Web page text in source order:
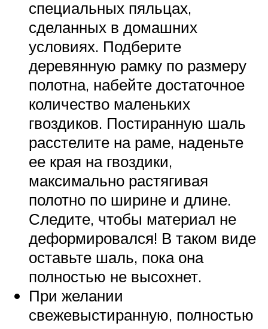
специальных пяльцах,
сделанных в домашних
условиях. Подберите
деревянную рамку по размеру
полотна, набейте достаточное
количество маленьких
гвоздиков. Постиранную шаль
расстелите на раме, наденьте
ее края на гвоздики,
максимально растягивая
полотно по ширине и длине.
Следите, чтобы материал не
деформировался! В таком виде
оставьте шаль, пока она
полностью не высохнет.
При желании
свежевыстиранную, полностью